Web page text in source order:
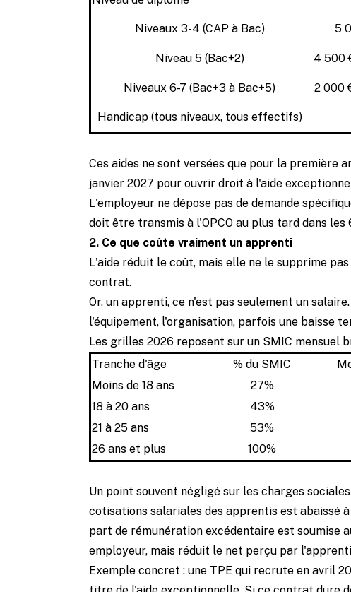
Niveaux 3-4 (CAP à Bac) 5
Niveau 5 (Bac+2) 4 500
Niveaux 6-7 (Bac+3 à Bac+5) 2 000
Handicap (tous niveaux, tous effectifs)
Ces aides ne sont versées que pour la
janvier 2027 pour ouvrir droit à l'aide
L'employeur ne dépose pas de demande
doit être transmis à l'OPCO au plus tard dans les
2. Ce que coûte vraiment un apprenti
L'aide réduit le coût, mais elle ne le supprime
contrat.
Or, un apprenti, ce n'est pas seulement un
l'équipement, l'organisation, parfois une baisse
Les grilles 2026 reposent sur un SMIC mensuel
Tranche d'âge
% du SMIC
Moins de 18 ans
27%
18 à 20 ans
43%
21 à 25 ans
53%
26 ans et plus
100%
Un point souvent négligé sur les charges
cotisations salariales des apprentis est abaissé à
part de rémunération excédentaire est soumise
employeur, mais réduit le net perçu par
Exemple concret : une TPE qui recrute en avril